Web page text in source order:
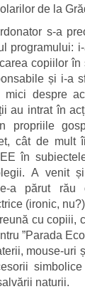
de la
s-a
programului:
copiilor în
și i-a
despre
au intrat în
propriile
cât de mult
în
A venit
a părut rău
(ironic,
cu copiii,
”Parada
mouse-uri
naturii.